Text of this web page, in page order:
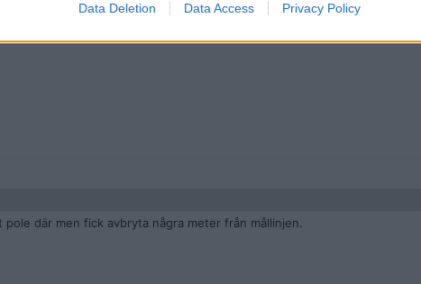
Data Deletion Data Access Privacy Policy
under rödflaggen.
där men fick avbryta några meter från mållinjen.